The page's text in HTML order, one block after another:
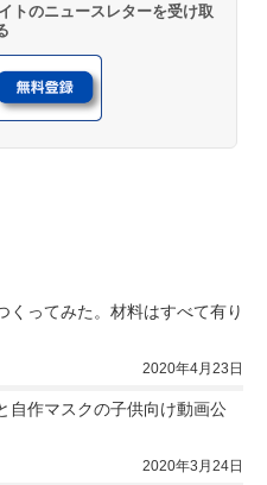
トのニュースレターを受け取
くってみた。材料はすべて有り
2020年4月23日
自作マスクの子供向け動画公
2020年3月24日